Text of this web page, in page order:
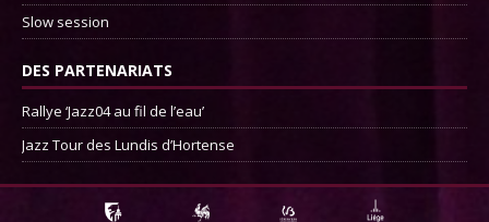
Slow session
DES PARTENARIATS
Rallye ‘Jazz04 au fil de l’eau’
Jazz Tour des Lundis d’Hortense